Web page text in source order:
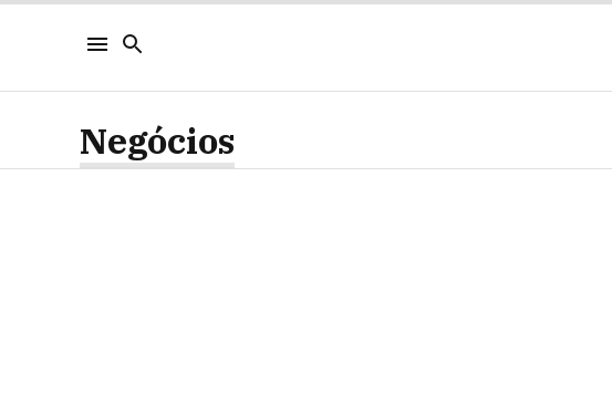
Negócios